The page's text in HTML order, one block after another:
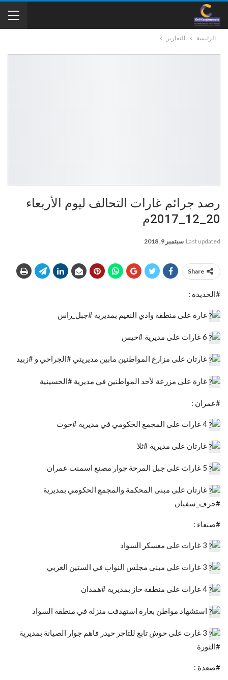
الرئيسة التقارير
رصد جرائم غارات التحالف ليوم الأربعاء
20_12_2017م
Last updated سبتمبر 9, 2018
Share
#الحديدة :
غارة على منطقة وادي النعيم بمديرية #جبل_راس
غارتان على مزارع المواطنين مابين مديريتي #الجراحي و #زبيد
غارة على مزرعة لأحد المواطنين في مديرية #الحسينية
#عمران :
غارتان على مديرية #ثلا
غارتان على مبنى المحكمة والمجمع الحكومي بمديرية
#حرف_سفيان
#صنعاء :
استشهاد مواطن بغارة استهدفت منزله في منطقة السواد
3 غارت على حوش تابع للتاجر حيدر فاهم جوار الصيانة بمديرية
#الثورة
#صعدة :